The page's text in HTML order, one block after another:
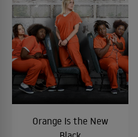
Orange Is the New